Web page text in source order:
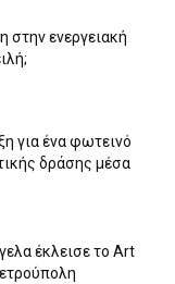
στην ενεργειακή
για ένα φωτεινό
δράσης μέσα
έκλεισε το Art